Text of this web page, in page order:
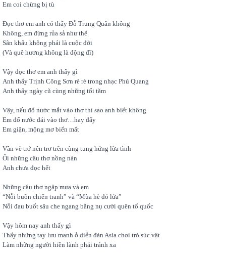
Em coi chừng bị tù
Đọc thơ em anh có thấy Đỗ Trung Quân không
Không, em đừng rủa sả như thế
Sân khấu không phải là cuộc đời
(Và quê hương không là động đĩ)
Vậy đọc thơ em anh thấy gì
Anh thấy Trịnh Công Sơn rè rè trong nhạc Phú Quang
Anh thấy ngày cũ cùng những tối tăm
Vậy, nếu đổ nước mắt vào thơ thì sao anh biết không
Em đổ nước đái vào thơ…hay đấy
Em giận, mộng mơ biến mất
Vần vè trở nên trơ trẽn cùng tung hứng lừa tình
Ôi những câu thơ nồng nàn
Anh chưa đọc hết
Những câu thơ ngập mưa và em
“Nỗi buồn chiến tranh” và “Mùa hè đỏ lửa”
Nỗi đau buốt sâu che ngang bằng nụ cười quên tổ quốc
Vậy hôm nay anh thấy gì
Thấy những tay lưu manh ở diễn đàn Asia chơi trò súc vật
Làm những người hiền lành phải tránh xa